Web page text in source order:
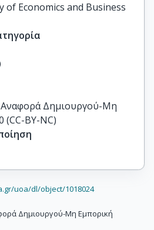
of Economics and Business
Δημιουργού-Μη
(CC-BY-NC)
uoa/dl/object/1018024
Δημιουργού-Μη Εμπορική